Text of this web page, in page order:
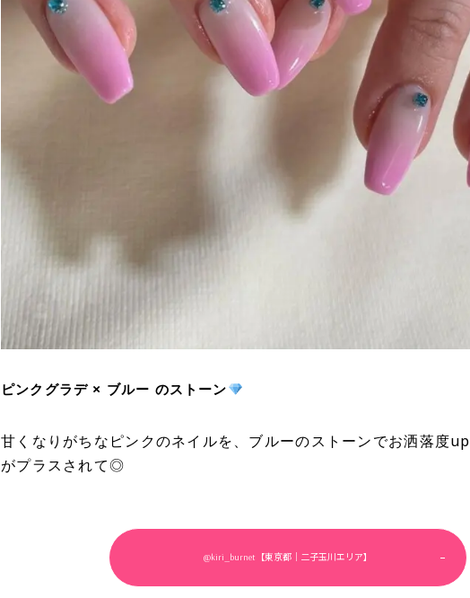
ピンクグラデ × ブルー のストーン
甘くなりがちなピンクのネイルを、ブルーのストーンでお洒落度up
がプラスされて◎
@kiri_burnet【東京都｜二子玉川エリア】